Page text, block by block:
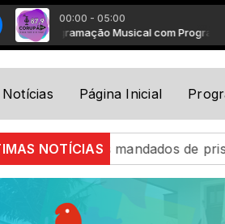
00:00 - 05:00
Programação Musical com Programação
Notícias Página Inicial
NOTÍCIAS
de prisão em Timbó na